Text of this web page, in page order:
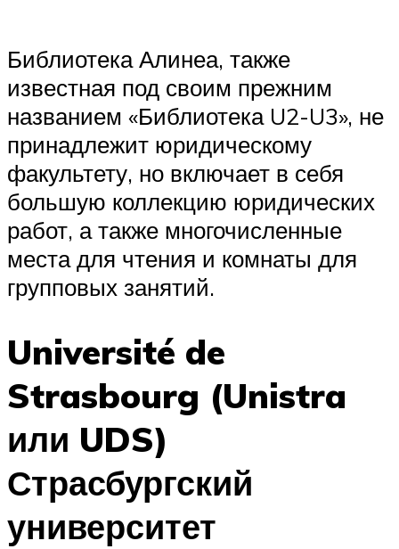
Библиотека Алинеа, также
известная под своим прежним
названием «Библиотека U2-U3», не
принадлежит юридическому
факультету, но включает в себя
большую коллекцию юридических
работ, а также многочисленные
места для чтения и комнаты для
групповых занятий.
Université de
Strasbourg (Unistra
или UDS)
Страсбургский
университет